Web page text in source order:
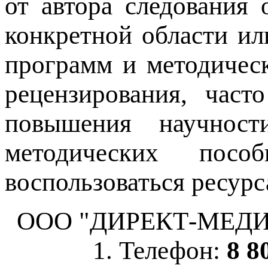
конкретной области
программ и
рецензирования,
повышения
методических
воспользоваться
ООО "ДИРЕКТ-
1. Телефон: 8